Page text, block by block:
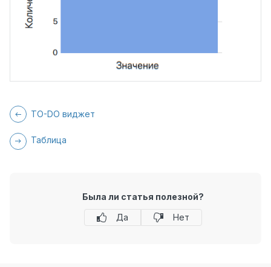
TO-DO виджет
Таблица
Была ли статья полезной?
Да
Нет